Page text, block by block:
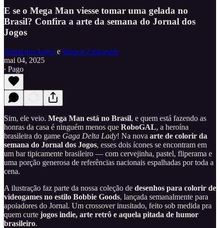
E se o Mega Man viesse tomar uma gelada no
Brasil? Confira a arte da semana do Jornal dos
Jogos
Jornal dos Jogos e Bianca Zancanaro
mai 04, 2025
∙ Pago
Sim, ele veio. Mega Man está no Brasil, e quem está fazendo as
honras da casa é ninguém menos que RoboGAL, a heroína
brasileira do game Gaga Delta Lady! Na nova arte de colorir da
semana do Jornal dos Jogos, esses dois ícones se encontram em
um bar tipicamente brasileiro — com cervejinha, pastel, fliperama e
uma porção generosa de referências nacionais espalhadas por toda a
cena.
A ilustração faz parte da nossa coleção de desenhos para colorir de
videogames no estilo Bobbie Goods, lançada semanalmente para
apoiadores do Jornal. Um crossover inusitado, feito sob medida pra
quem curte jogos indie, arte retrô e aquela pitada de humor
brasileiro.